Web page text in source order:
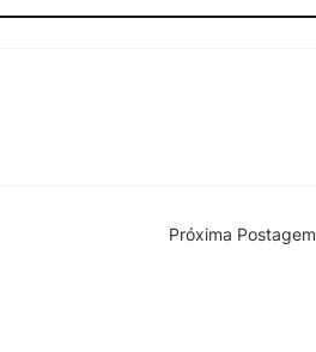
Próxima Postagem